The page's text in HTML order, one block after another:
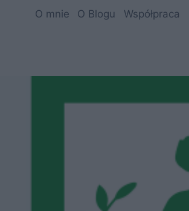
O mnie O Blogu Współpraca